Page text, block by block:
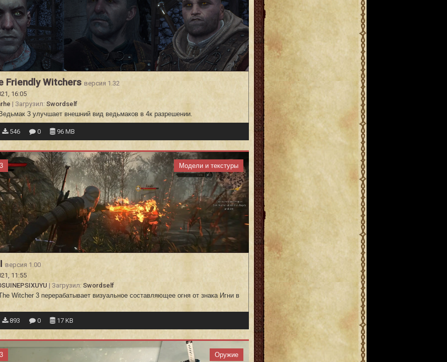
Friendly Witchers версия 1.32
16:05
| Загрузил: Swordself
3 улучшает внешний вид ведьмаков в 4к разрешении.
546 0 96 MB
Модели и текстуры
версия 1.00
11:55
| Загрузил: Swordself
Witcher 3 перерабатывает визуальное составляющее огня от знака Игни в
893 0 17 KB
Оружие